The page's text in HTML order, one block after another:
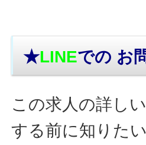
★LINEでの お
この求人の詳し
する前に知りた